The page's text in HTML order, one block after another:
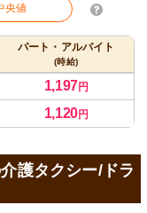
央値
パート・アルバイト
(時給)
1,197円
1,120円
護タクシー/ドラ